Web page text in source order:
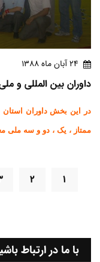
24 آبان ماه 1388
داوران بین المللی و
ممتاز ، یک ، دو و سه ملی
۱ ۲
با ما در ارتباط